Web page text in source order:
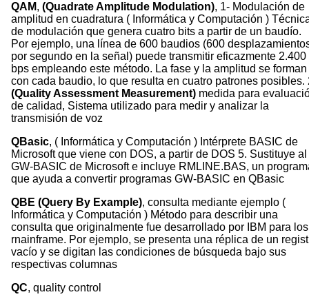
QAM, (Quadrate Amplitude Modulation), 1- Modulación de
amplitud en cuadratura ( Informática y Computación )
de modulación que genera cuatro bits a partir de un baudío.
Por ejemplo, una línea de 600 baudios (600
por segundo en la señal) puede transmitir eficazmente 2.400
bps empleando este método. La fase y la amplitud se forman
con cada baudio, lo que resulta en cuatro patrones posibles.
(Quality Assessment Measurement) medida para
de calidad, Sistema utilizado para medir y analizar la
transmisión de voz
QBasic, ( Informática y Computación ) Intérprete BASIC de
Microsoft que viene con DOS, a partir de DOS 5. Sustituye al
GW-BASIC de Microsoft e incluye RMLINE.BAS, un
que ayuda a convertir programas GW-BASIC en QBasic
QBE (Query By Example), consulta mediante ejemplo (
Informática y Computación ) Método para describir una
consulta que originalmente fue desarrollado por IBM para los
rnainframe. Por ejemplo, se presenta una réplica de un
vacío y se digitan las condiciones de búsqueda bajo sus
respectivas columnas
QC, quality control